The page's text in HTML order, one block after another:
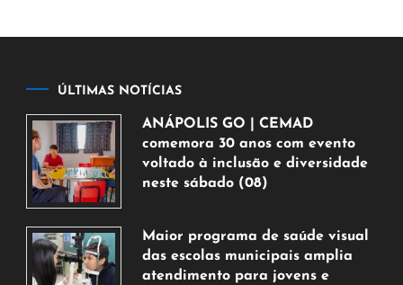
ÚLTIMAS NOTÍCIAS
ANÁPOLIS GO | CEMAD
comemora 30 anos com evento
voltado à inclusão e diversidade
neste sábado (08)
de
agosto
de
Maior programa de saúde visual
das escolas municipais amplia
atendimento para jovens e